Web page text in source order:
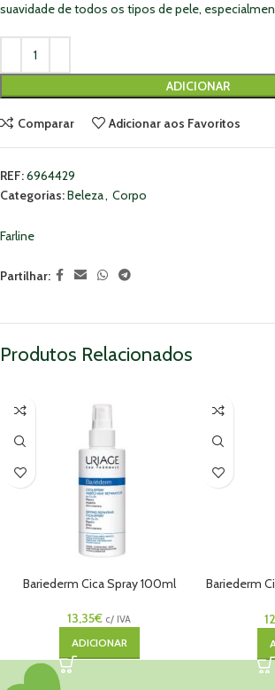
suavidade de todos os tipos de pele,
ADICIONAR
Comparar Adicionar aos Favoritos
REF:6964429
Categorias:Beleza, Corpo
Farline
Partilhar:
Produtos Relacionados
Bariederm Cica Spray 100ml
13,35€ c/ IVA
ADICIONAR
Bariederm